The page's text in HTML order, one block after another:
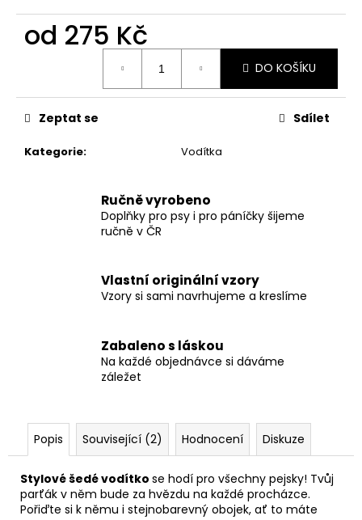
od 275 Kč
DO KOŠÍKU
Kategorie: Vodítka
Zeptat se Sdílet
Ručně vyrobeno
Doplňky pro psy i pro páníčky šijeme
ručně v ČR
Vlastní originální vzory
Vzory si sami navrhujeme a kreslíme
Zabaleno s láskou
Na každé objednávce si dáváme
záležet
Popis Související (2) Hodnocení Diskuze
Stylové šedé vodítko se hodí pro všechny pejsky! Tvůj
parťák v něm bude za hvězdu na každé procházce.
Pořiďte si k němu i stejnobarevný obojek, ať to máte
550